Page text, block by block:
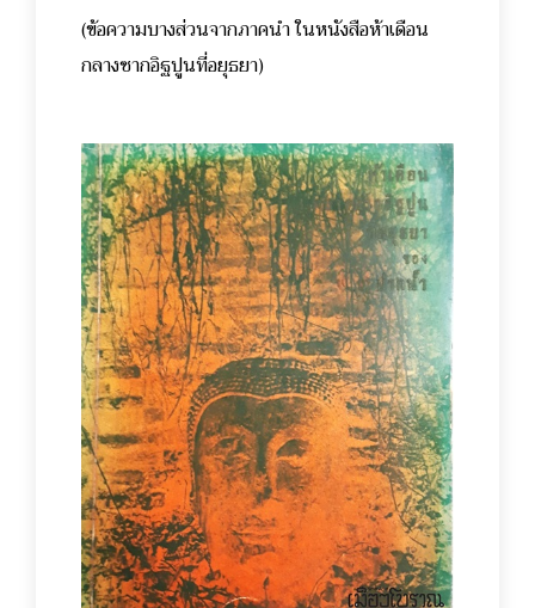
(ข้อความบางส่วนจากภาคนำ ในหนังสือห้าเดือน
กลางซากอิฐปูนที่อยุธยา)